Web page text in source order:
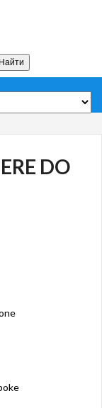
DO